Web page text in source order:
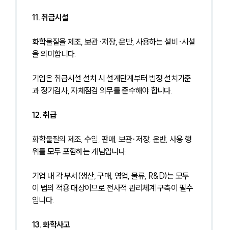
11. 취급시설
화학물질을 제조, 보관·저장, 운반, 사용하는 설비·시설
을 의미합니다.
기업은 취급시설 설치 시 설계단계부터 법정 설치기준
과 정기검사, 자체점검 의무를 준수해야 합니다.
12. 취급
화학물질의 제조, 수입, 판매, 보관·저장, 운반, 사용 행
위를 모두 포함하는 개념입니다.
기업 내 각 부서(생산, 구매, 영업, 물류, R&D)는 모두
이 법의 적용 대상이므로 전사적 관리체계 구축이 필수
입니다.
13. 화학사고